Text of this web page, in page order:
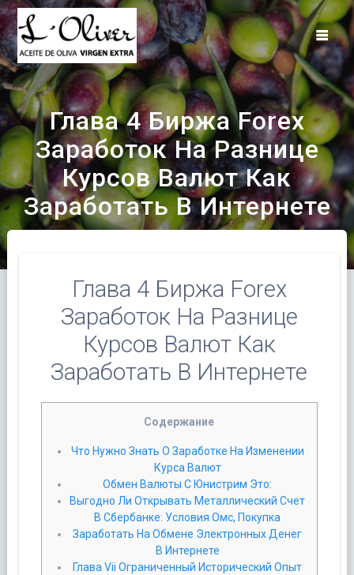
Saltar
al
contenido
Глава 4 Биржа Forex
Заработок На Разнице
Курсов Валют Как
Заработать В Интернете
Глава 4 Биржа Forex
Заработок На Разнице
Курсов Валют Как
Заработать В Интернете
Cодержание
Что Нужно Знать О Заработке На Изменении
Курса Валют
Обмен Валюты С Юнистрим Это:
Выгодно Ли Открывать Металлический Счет
В Сбербанке: Условия Омс, Покупка
Заработать На Обмене Электронных Денег
В Интернете
Глава Vii Ограниченный Исторический Опыт